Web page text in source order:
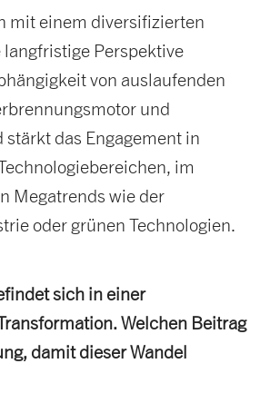
mit einem diversifizierten
langfristige Perspektive
von auslaufenden
und
das Engagement in
im
Megatrends wie der
oder grünen Technologien.
sich in einer
Welchen Beitrag
damit dieser Wandel